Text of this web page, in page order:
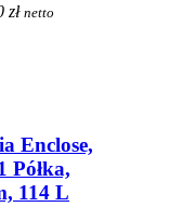
zł netto
Enclose,
Półka,
114 L